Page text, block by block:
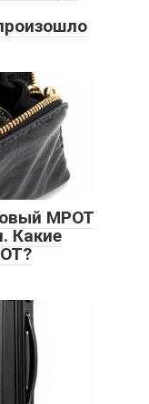
МРОТ
Какие